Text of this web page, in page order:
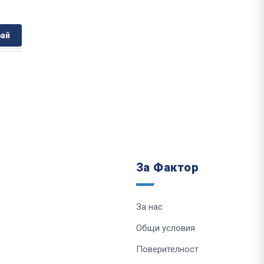
За Фактор
За нас
Общи условия
Поверителност